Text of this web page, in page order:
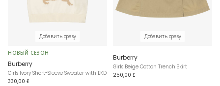
Добавить сразу
НОВЫЙ СЕЗОН
Burberry
Girls Ivory Short-Sleeve Sweater with EKD
330,00 £
Добавить сразу
Burberry
Girls Beige Cotton Trench Skirt
250,00 £